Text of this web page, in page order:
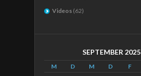
Videos (62)
SEPTEMBER 2025
M D M D F